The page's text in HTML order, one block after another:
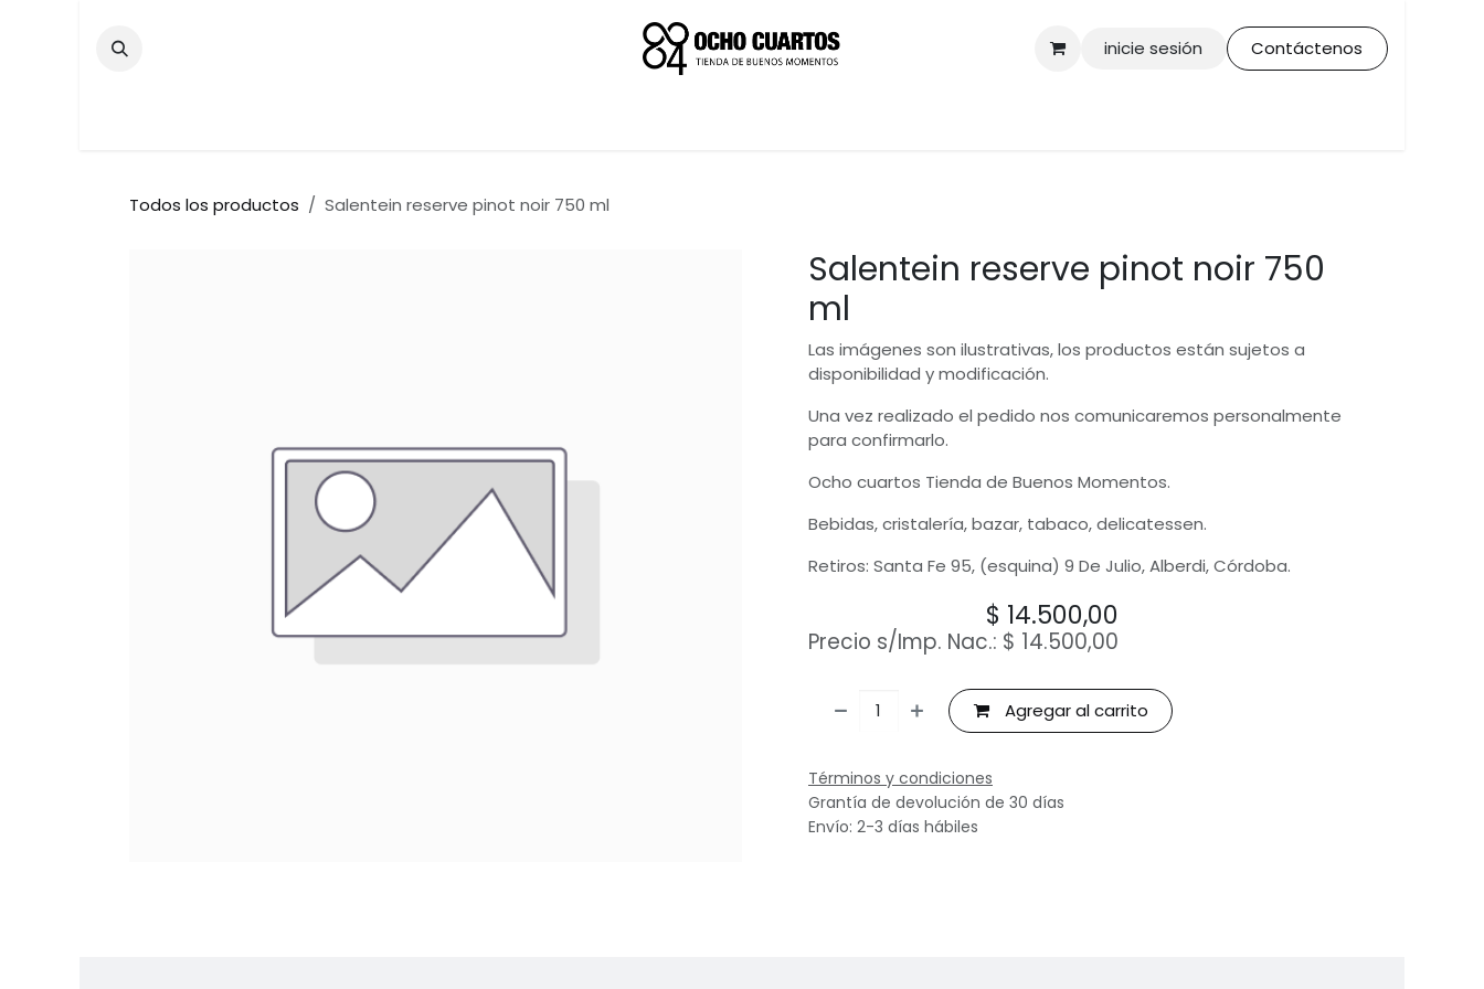
inicie sesión
Contáctenos
Todos los productos Salentein reserve pinot noir 750 ml
Salentein reserve pinot noir 750
ml
Las imágenes son ilustrativas, los productos están sujetos a
disponibilidad y modificación.
Una vez realizado el pedido nos comunicaremos personalmente
para confirmarlo.
Ocho cuartos Tienda de Buenos Momentos.
Bebidas, cristalería, bazar, tabaco, delicatessen.
Retiros: Santa Fe 95, (esquina) 9 De Julio, Alberdi, Córdoba.
$ 14.500,00
Precio s/Imp. Nac.: $ 14.500,00
Agregar al carrito
Términos y condiciones
Grantía de devolución de 30 días
Envío: 2-3 días hábiles